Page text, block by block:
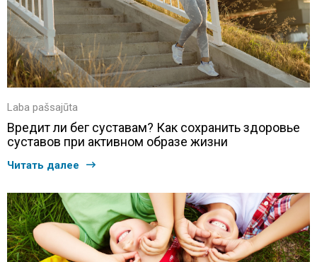
Laba pašsajūta
Вредит ли бег суставам? Как сохранить здоровье
суставов при активном образе жизни
Читать далее